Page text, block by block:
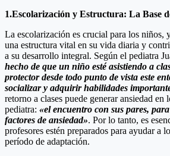
1.Escolarización y Estructura: La Base
La escolarización es crucial para los niños,
una estructura vital en su vida diaria y
a su desarrollo integral. Según el pediatra
hecho de que un niño esté asistiendo a
protector desde todo punto de vista este
socializar y adquirir habilidades
retorno a clases puede generar ansiedad en
pediatra: «el encuentro con sus pares,
factores de ansiedad». Por lo tanto, es
profesores estén preparados para ayudar a
período de adaptación.